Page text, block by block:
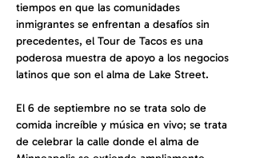
tiempos en que las comunidades
inmigrantes se enfrentan a desafíos sin
precedentes, el Tour de Tacos es una
poderosa muestra de apoyo a los negocios
latinos que son el alma de Lake Street.
El 6 de septiembre no se trata solo de
comida increíble y música en vivo; se trata
de celebrar la calle donde el alma de